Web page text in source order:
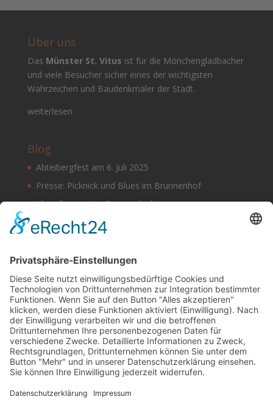
Über uns
Das Münster St. Vitus ist für die Mönchengladbacher
und viele Besucher sicher eines der wichtigsten
Wahrzeichen und Baudenkmäler der Stadt.
weiterlesen
Blog
Abteibergfest am 6. Juli 2025
Presse: Picknick und Blues im Brunnenhof
Abendkonzert im Brunnenhof
Musik im Brunnenhof – Jetzt Samstag den 14.
September
Einladung zur Veranstaltung am Tag des offenen
Denkmals 2024
Suchen & Finden Datenschutz
Cookie-Einstellungen